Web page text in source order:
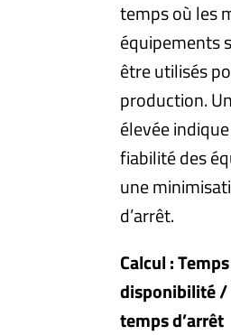
temps où les
équipements
être utilisés
production.
élevée
fiabilité des
une
d’arrêt.
Calcul :
disponibilité
temps d’arrêt